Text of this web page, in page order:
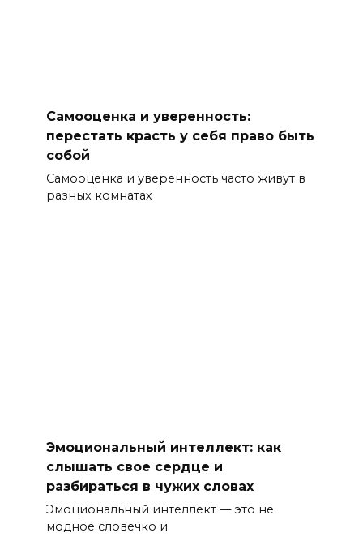
Самооценка и уверенность:
перестать красть у себя право быть
собой
Самооценка и уверенность часто живут в
разных комнатах
Эмоциональный интеллект: как
слышать свое сердце и
разбираться в чужих словах
Эмоциональный интеллект — это не
модное словечко и